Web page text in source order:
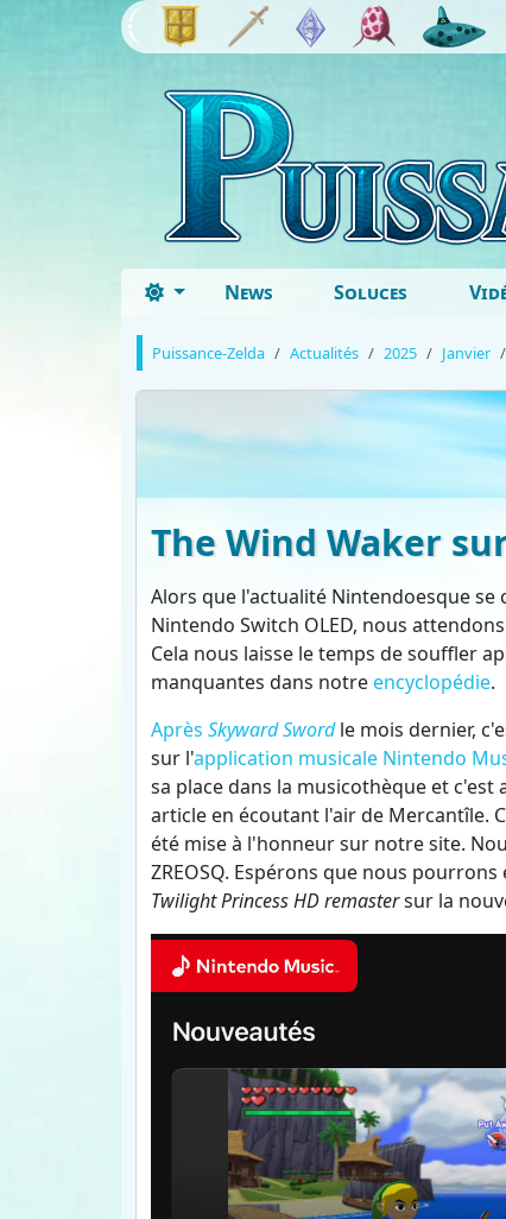
News Soluces
Puissance-Zelda Actualités 2025 Janvier
The Wind Waker
Alors que l'actualité Nintendoesque
Nintendo Switch OLED, nous
Cela nous laisse le temps de souffler
manquantes dans notreencyclopédie.
Après Skyward Swordle mois dernier,
sur l'application musicale Nintendo
sa place dans la musicothèque et
article en écoutant l'air de Mercantîle.
été mise à l'honneur sur notre site.
ZREOSQ. Espérons que nous
Twilight Princess HD remastersur la